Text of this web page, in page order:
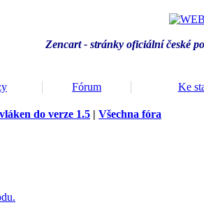
Zencart - stránky oficiální české
Fórum Ke
do verze 1.5 | Všechna fóra